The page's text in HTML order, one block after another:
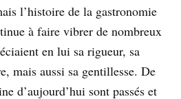
l’histoire de la gastronomie
à faire vibrer de nombreux
en lui sa rigueur, sa
mais aussi sa gentillesse. De
d’aujourd’hui sont passés et